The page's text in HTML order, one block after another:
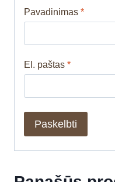
Pavadinimas *
El. paštas *